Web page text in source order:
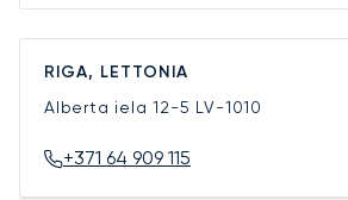
RIGA, LETTONIA
Alberta iela 12-5 LV-1010
+371 64 909 115